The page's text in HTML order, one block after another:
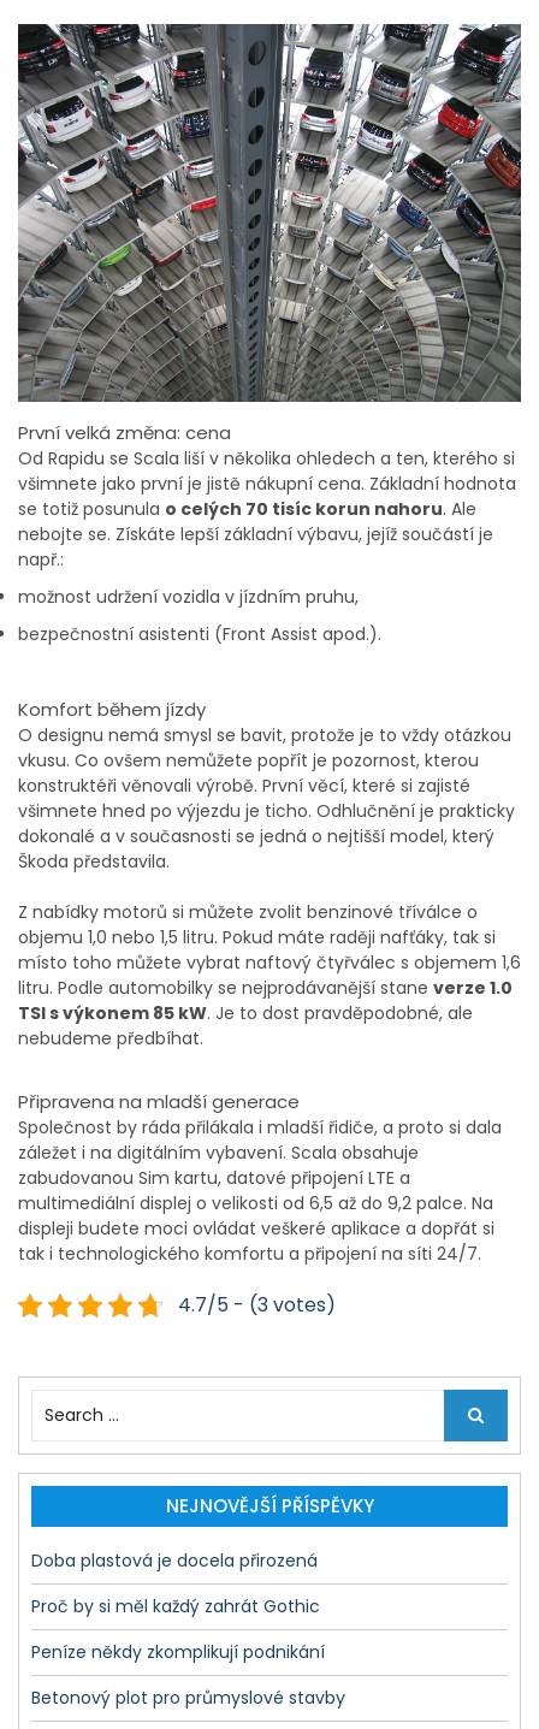
První velká změna: cena
Od Rapidu se Scala liší v několika ohledech a ten, kterého si
všimnete jako první je jistě nákupní cena. Základní hodnota
se totiž posunula o celých 70 tisíc korun nahoru. Ale
nebojte se. Získáte lepší základní výbavu, jejíž součástí je
např.:
možnost udržení vozidla v jízdním pruhu,
bezpečnostní asistenti (Front Assist apod.).
Komfort během jízdy
O designu nemá smysl se bavit, protože je to vždy otázkou
vkusu. Co ovšem nemůžete popřít je pozornost, kterou
konstruktéři věnovali výrobě. První věcí, které si zajisté
všimnete hned po výjezdu je ticho. Odhlučnění je prakticky
dokonalé a v současnosti se jedná o nejtišší model, který
Škoda představila.
Z nabídky motorů si můžete zvolit benzinové tříválce o
objemu 1,0 nebo 1,5 litru. Pokud máte raději nafťáky, tak si
místo toho můžete vybrat naftový čtyřválec s objemem 1,6
litru. Podle automobilky se nejprodávanější stane verze 1.0
TSI s výkonem 85 kW. Je to dost pravděpodobné, ale
nebudeme předbíhat.
Připravena na mladší generace
Společnost by ráda přilákala i mladší řidiče, a proto si dala
záležet i na digitálním vybavení. Scala obsahuje
zabudovanou Sim kartu, datové připojení LTE a
multimediální displej o velikosti od 6,5 až do 9,2 palce. Na
displeji budete moci ovládat veškeré aplikace a dopřát si
tak i technologického komfortu a připojení na síti 24/7.
4.7/5 - (3 votes)
a
r
h
f
r
:
NEJNOVĚJŠÍ PŘÍSPĚVKY
Doba plastová je docela přirozená
Proč by si měl každý zahrát Gothic
Peníze někdy zkomplikují podnikání
Betonový plot pro průmyslové stavby